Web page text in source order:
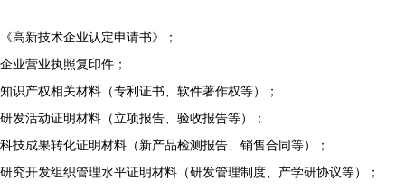
《高新技术企业认定申请书》；
企业营业执照复印件；
知识产权相关材料（专利证书、软件著作权等）；
研发活动证明材料（立项报告、验收报告等）；
科技成果转化证明材料（新产品检测报告、销售合同等）；
研究开发组织管理水平证明材料（研发管理制度、产学研协议等）；